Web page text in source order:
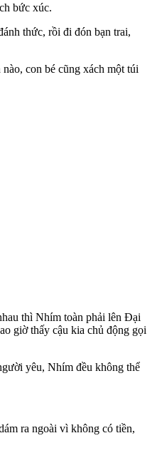
bức xúc.
thức, rồi đi đón bạn trai,
con bé cũng xách một túi
thì Nhím toàn phải lên Đại
giờ thấy cậu kia chủ động gọi
yêu, Nhím đều không thể
ra ngoài vì không có tiền,